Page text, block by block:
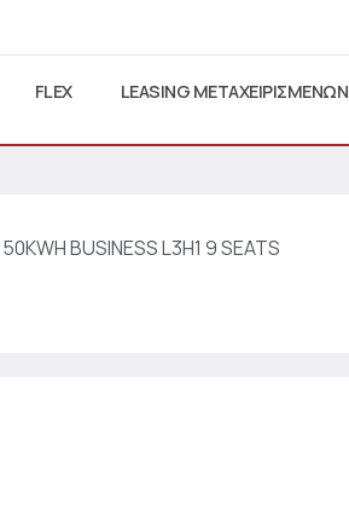
FLEX LEASING ΜΕΤΑΧΕΙΡΙΣΜΕΝΩΝ
BUSINESS L3H1 9 SEATS